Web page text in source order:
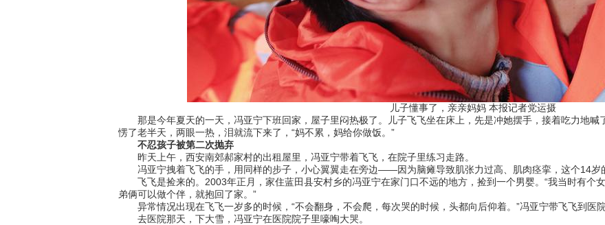
儿子懂事了，亲亲妈妈 本报记者党运摄
那是今年夏天的一天，冯亚宁下班回家，屋子里闷热极了。儿子飞飞坐在床上，先是冲她摆手，接着吃力地喊
愣了老半天，两眼一热，泪就流下来了，“妈不累，妈给你做饭。”
不忍孩子被第二次抛弃
昨天上午，西安南郊郝家村的出租屋里，冯亚宁带着飞飞，在院子里练习走路。
冯亚宁拽着飞飞的手，用同样的步子，小心翼翼走在旁边——因为脑瘫导致肌张力过高、肌肉痉挛，这个14岁
飞飞是捡来的。2003年正月，家住蓝田县安村乡的冯亚宁在家门口不远的地方，捡到一个男婴。“我当时有个
弟俩可以做个伴，就抱回了家。”
异常情况出现在飞飞一岁多的时候，“不会翻身，不会爬，每次哭的时候，头都向后仰着。”冯亚宁带飞飞到医院
去医院那天，下大雪，冯亚宁在医院院子里嚎啕大哭。